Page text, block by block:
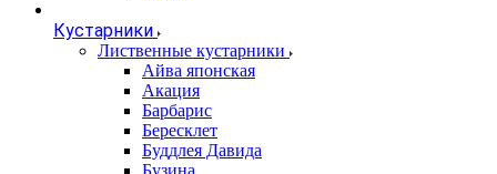
Кустарники
Лиственные кустарники
Айва японская
Акация
Барбарис
Бересклет
Буддлея Давида
Бузина